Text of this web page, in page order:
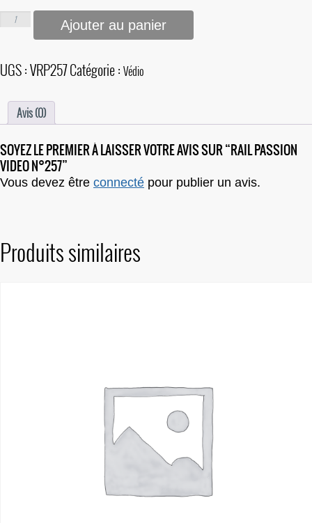
Ajouter au panier
UGS :VRP257Catégorie : Védio
Avis (0)
SOYEZ LE PREMIER À LAISSER VOTRE AVIS SUR “RAIL PASSION
VIDEO N°257”
Vous devez être connecté pour publier un avis.
Produits similaires